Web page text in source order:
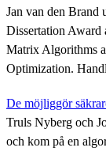
Jan van den Brand
Dissertation Award
Matrix Algorithms
Optimization.
De möjliggör
Truls Nyberg och
och kom på en